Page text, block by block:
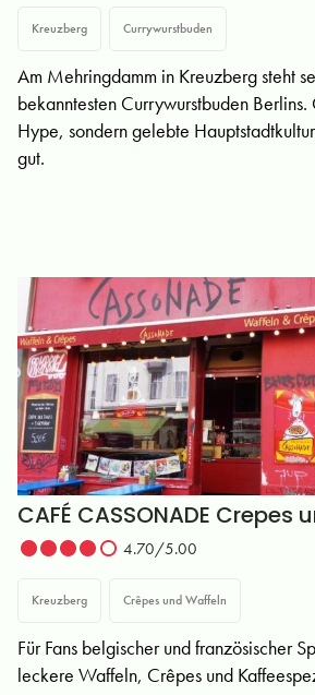
Kreuzberg Currywurstbuden
Am Mehringdamm in Kreuzberg steht
bekanntesten Currywurstbuden
Hype, sondern gelebte
gut.
CAFÉ CASSONADE Crepes
4.70/5.00
Kreuzberg Crêpes und Waffeln
Für Fans belgischer und französischer
leckere Waffeln, Crêpes und